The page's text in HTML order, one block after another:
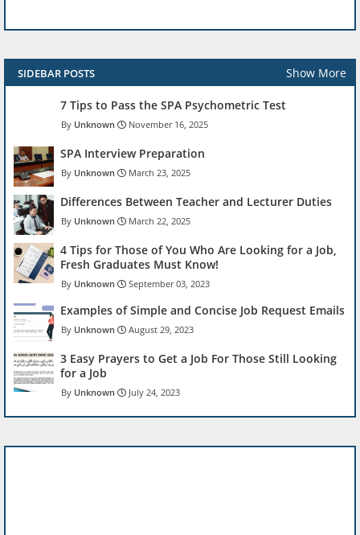
SIDEBAR POSTS Show More
7 Tips to Pass the SPA Psychometric Test
Unknown November 16, 2025
SPA Interview Preparation
Unknown March 23, 2025
Differences Between Teacher and Lecturer Duties
Unknown March 22, 2025
4 Tips for Those of You Who Are Looking for a Job,
Fresh Graduates Must Know!
Unknown September 03, 2023
Examples of Simple and Concise Job Request Emails
Unknown August 29, 2023
3 Easy Prayers to Get a Job For Those Still Looking
for a Job
Unknown July 24, 2023